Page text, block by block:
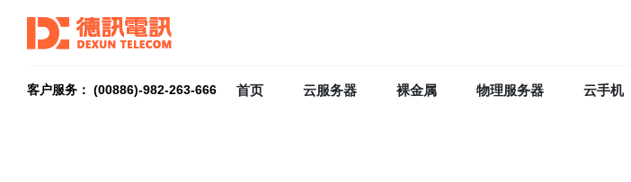
客户服务： (00886)-982-263-666 首页 云服务器 裸金属 物理服务器 云手机